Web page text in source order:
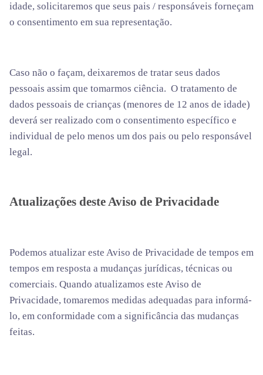
idade, solicitaremos que seus pais / responsáveis forneçam
o consentimento em sua representação.
Caso não o façam, deixaremos de tratar seus dados
pessoais assim que tomarmos ciência. O tratamento de
dados pessoais de crianças (menores de 12 anos de idade)
deverá ser realizado com o consentimento específico e
individual de pelo menos um dos pais ou pelo responsável
legal.
Atualizações deste Aviso de Privacidade
Podemos atualizar este Aviso de Privacidade de tempos em
tempos em resposta a mudanças jurídicas, técnicas ou
comerciais. Quando atualizamos este Aviso de
Privacidade, tomaremos medidas adequadas para informá-
lo, em conformidade com a significância das mudanças
feitas.